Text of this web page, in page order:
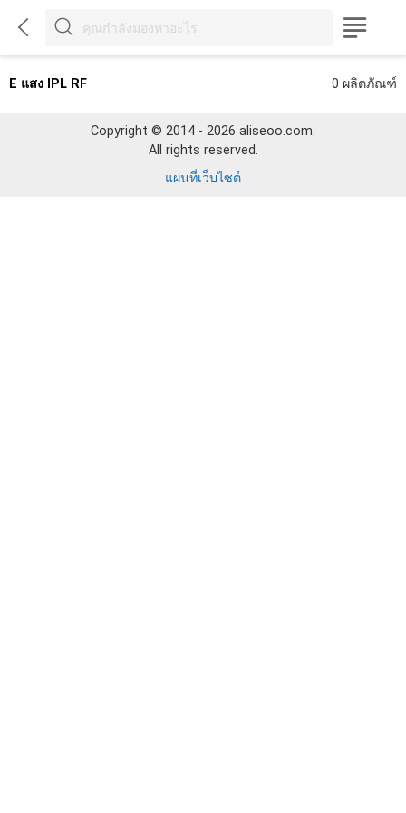
  
E แสง IPL RF 0 ผลิตภัณฑ์
Copyright © 2014 - 2026 aliseoo.com.
All rights reserved.
แผนที่เว็บไซต์